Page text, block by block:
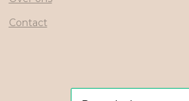
Contact